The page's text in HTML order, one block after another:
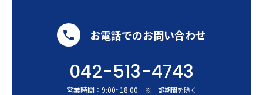
お電話でのお問い合わせ
042-513-4743
営業時間： 9:00~18:00 ※一部期間を除く